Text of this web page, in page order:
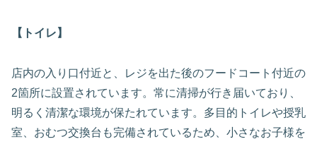
【トイレ】
店内の入り口付近と、レジを出た後のフードコート付近の
2箇所に設置されています。常に清掃が行き届いており、
明るく清潔な環境が保たれています。多目的トイレや授乳
室、おむつ交換台も完備されているため、小さなお子様を